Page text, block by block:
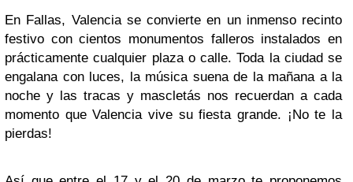
En Fallas, Valencia se convierte en un inmenso recinto
festivo con cientos monumentos falleros instalados en
prácticamente cualquier plaza o calle. Toda la ciudad se
engalana con luces, la música suena de la mañana a la
noche y las tracas y mascletás nos recuerdan a cada
momento que Valencia vive su fiesta grande. ¡No te la
pierdas!